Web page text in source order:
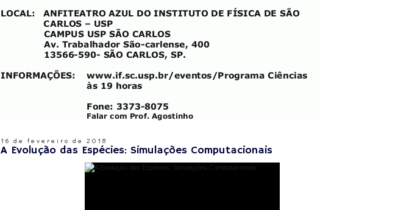
16 de fevereiro de 2018
A Evolução das Espécies: Simulações Computacionais